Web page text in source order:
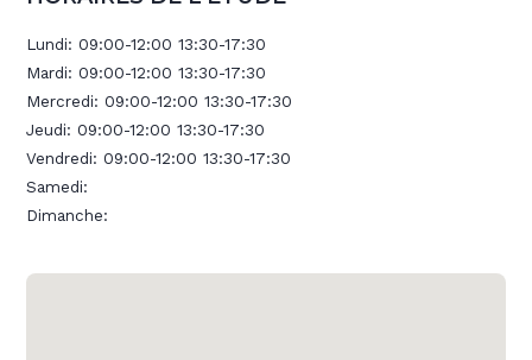
Lundi:09:00-12:00 13:30-17:30
Mardi:09:00-12:00 13:30-17:30
Mercredi:09:00-12:00 13:30-17:30
Jeudi:09:00-12:00 13:30-17:30
Vendredi:09:00-12:00 13:30-17:30
Samedi:
Dimanche: